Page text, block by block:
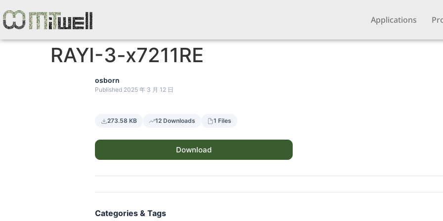
Applications
RAYI-3-x7211RE
osborn
Published 2025 年 3 月 12 日
273.58 KB 12 Downloads 1 Files
Download
Categories & Tags